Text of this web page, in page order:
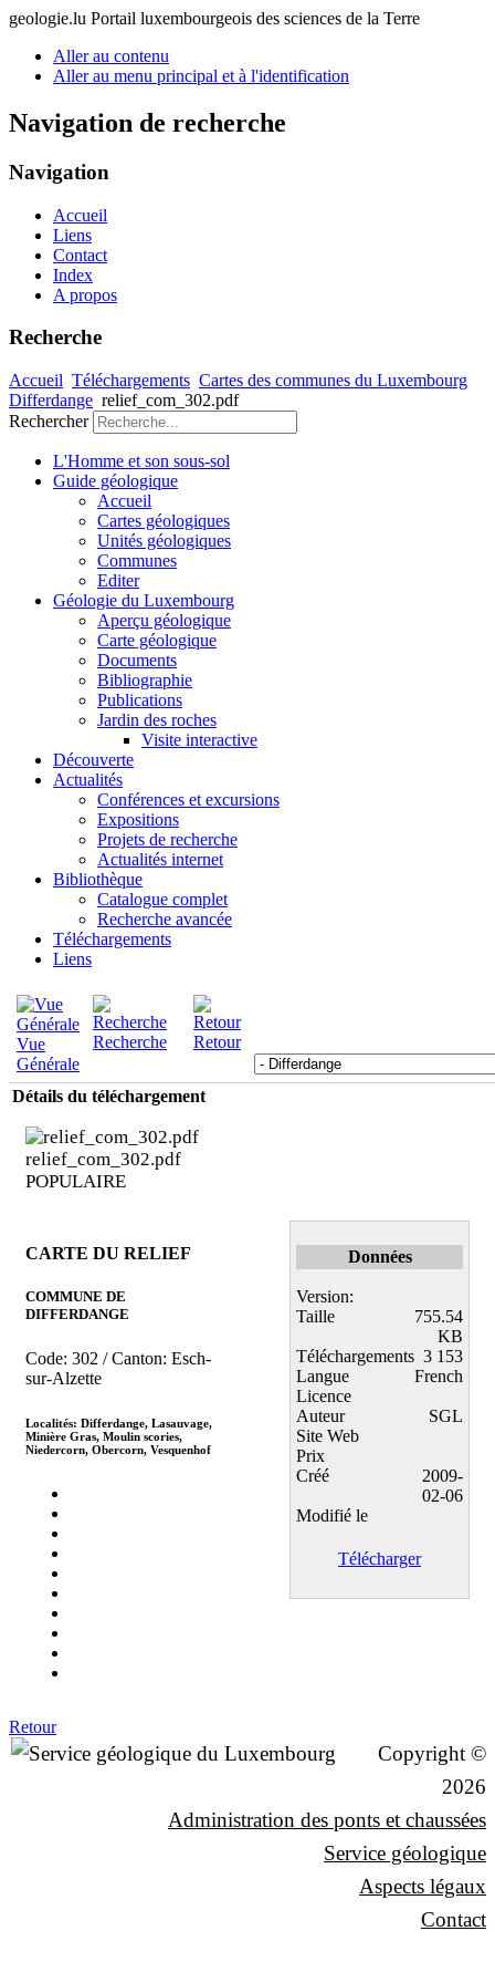
geologie.lu Portail luxembourgeois des sciences de la Terre
Aller au contenu
Aller au menu principal et à l'identification
Navigation de recherche
Navigation
Accueil
Liens
Contact
Index
A propos
Recherche
Accueil Téléchargements Cartes des communes du Luxembourg
Differdange relief_com_302.pdf
Rechercher
L'Homme et son sous-sol
Guide géologique
Accueil
Cartes géologiques
Unités géologiques
Communes
Editer
Géologie du Luxembourg
Aperçu géologique
Carte géologique
Documents
Bibliographie
Publications
Jardin des roches
Visite interactive
Découverte
Actualités
Conférences et excursions
Expositions
Projets de recherche
Actualités internet
Bibliothèque
Catalogue complet
Recherche avancée
Téléchargements
Liens
Vue
Générale
Recherche Retour
Détails du téléchargement
relief_com_302.pdf
POPULAIRE
CARTE DU RELIEF
COMMUNE DE
DIFFERDANGE
Code: 302 / Canton: Esch-
sur-Alzette
Localités: Differdange, Lasauvage,
Minière Gras, Moulin scories,
Niedercorn, Obercorn, Vesquenhof
Données
Version:
Taille
755.54
KB
Téléchargements 3 153
Langue
French
Licence
Auteur
SGL
Site Web
Prix
Créé
2009-
02-06
Modifié le
Télécharger
Retour
Copyright ©
2026
Administration des ponts et chaussées
Service géologique
Aspects légaux
Contact